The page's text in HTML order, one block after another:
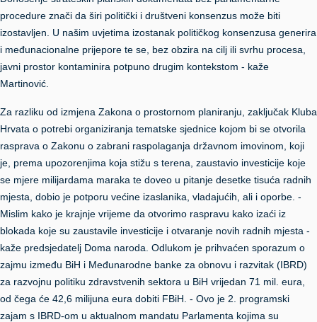
procedure znači da širi politički i društveni konsenzus može biti
izostavljen. U našim uvjetima izostanak političkog konsenzusa generira
i međunacionalne prijepore te se, bez obzira na cilj ili svrhu procesa,
javni prostor kontaminira potpuno drugim kontekstom - kaže
Martinović.
Za razliku od izmjena Zakona o prostornom planiranju, zaključak Kluba
Hrvata o potrebi organiziranja tematske sjednice kojom bi se otvorila
rasprava o Zakonu o zabrani raspolaganja državnom imovinom, koji
je, prema upozorenjima koja stižu s terena, zaustavio investicije koje
se mjere milijardama maraka te doveo u pitanje desetke tisuća radnih
mjesta, dobio je potporu većine izaslanika, vladajućih, ali i oporbe. -
Mislim kako je krajnje vrijeme da otvorimo raspravu kako izaći iz
blokada koje su zaustavile investicije i otvaranje novih radnih mjesta -
kaže predsjedatelj Doma naroda. Odlukom je prihvaćen sporazum o
zajmu između BiH i Međunarodne banke za obnovu i razvitak (IBRD)
za razvojnu politiku zdravstvenih sektora u BiH vrijedan 71 mil. eura,
od čega će 42,6 milijuna eura dobiti FBiH. - Ovo je 2. programski
zajam s IBRD-om u aktualnom mandatu Parlamenta kojima su